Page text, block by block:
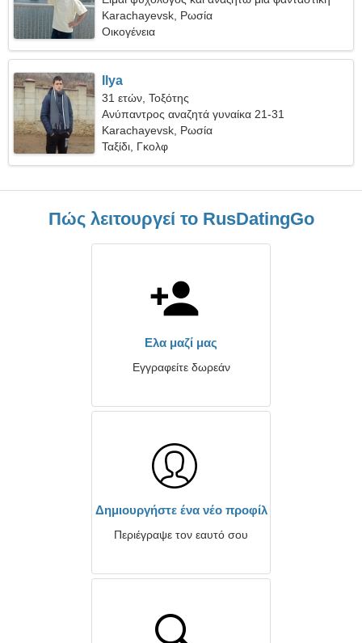
γυναίκα
Karachayevsk, Ρωσία
Οικογένεια
Ilya
31 ετών, Τοξότης
Ανύπαντρος αναζητά γυναίκα 21-31
Karachayevsk, Ρωσία
Ταξίδι, Γκολφ
Πώς λειτουργεί το RusDatingGo
Ελα μαζί μας
Εγγραφείτε δωρεάν
Δημιουργήστε ένα νέο προφίλ
Περιέγραψε τον εαυτό σου